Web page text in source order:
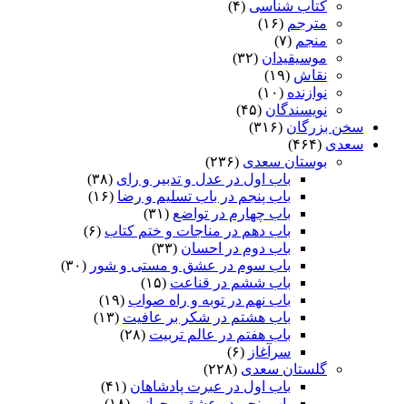
کتاب شناسی (۴)
مترجم (۱۶)
منجم (۷)
موسیقیدان (۳۲)
نقاش (۱۹)
نوازنده (۱۰)
نویسندگان (۴۵)
سخن بزرگان (۳۱۶)
سعدی (۴۶۴)
بوستان سعدی (۲۳۶)
باب اول در عدل و تدبیر و رای (۳۸)
باب پنجم در باب تسلیم و رضا (۱۶)
باب چهارم در تواضع (۳۱)
باب دهم در مناجات و ختم کتاب (۶)
باب دوم در احسان (۳۳)
باب سوم در عشق و مستی و شور (۳۰)
باب ششم در قناعت (۱۵)
باب نهم در توبه و راه صواب (۱۹)
باب هشتم در شکر بر عافیت (۱۳)
باب هفتم در عالم تربیت (۲۸)
سرآغاز (۶)
گلستان سعدی (۲۲۸)
باب اول در عبرت پادشاهان (۴۱)